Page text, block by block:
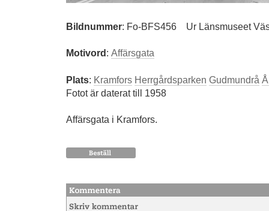
Bildnummer: Fo-BFS456 Ur Länsmuseet
Motivord: Affärsgata
Plats: Kramfors Herrgårdsparken Gudmundrå
Fotot är daterat till 1958
Affärsgata i Kramfors.